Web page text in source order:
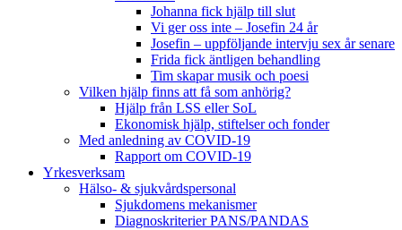
Johanna fick hjälp till slut
Vi ger oss inte – Josefin 24 år
Josefin – uppföljande intervju sex år senare
Frida fick äntligen behandling
Tim skapar musik och poesi
Vilken hjälp finns att få som anhörig?
Hjälp från LSS eller SoL
Ekonomisk hjälp, stiftelser och fonder
Med anledning av COVID-19
Rapport om COVID-19
Yrkesverksam
Hälso- & sjukvårdspersonal
Sjukdomens mekanismer
Diagnoskriterier PANS/PANDAS